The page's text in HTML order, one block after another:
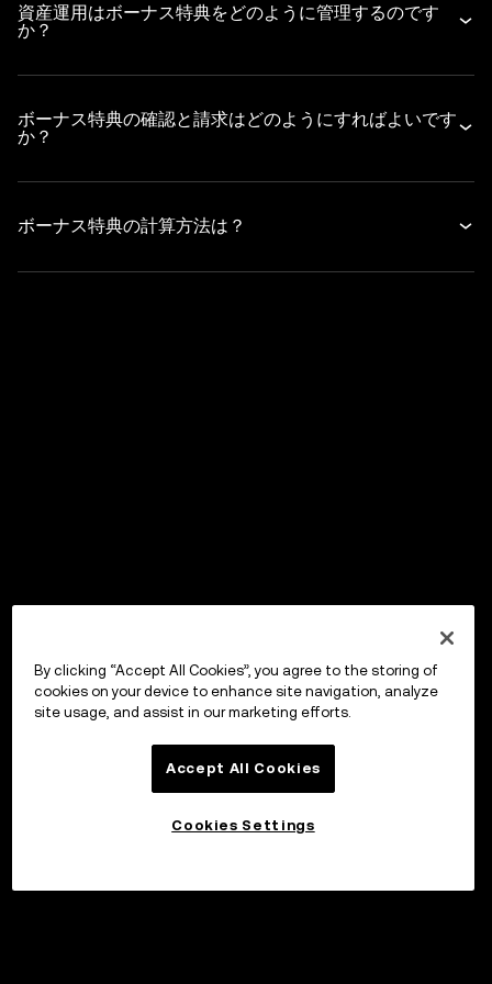
資産運用はボーナス特典をどのように管理するのです
か？
ボーナス特典の確認と請求はどのようにすればよいです
か？
ボーナス特典の計算方法は？
By clicking “Accept All Cookies”, you agree to the storing of
cookies on your device to enhance site navigation, analyze
site usage, and assist in our marketing efforts.
Accept All Cookies
Cookies Settings